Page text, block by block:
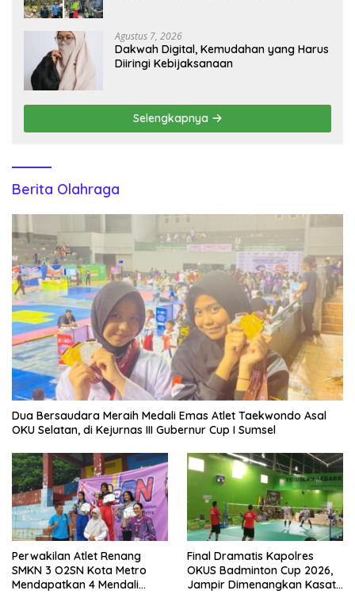
Agustus 7, 2026
Dakwah Digital, Kemudahan yang Harus
Diiringi Kebijaksanaan
Selengkapnya
Berita Olahraga
Dua Bersaudara Meraih Medali Emas Atlet Taekwondo Asal
OKU Selatan, di Kejurnas III Gubernur Cup I Sumsel
Perwakilan Atlet Renang
SMKN 3 O2SN Kota Metro
Mendapatkan 4 Mendali
Final Dramatis Kapolres
OKUS Badminton Cup 2026,
Jampir Dimenangkan Kasat